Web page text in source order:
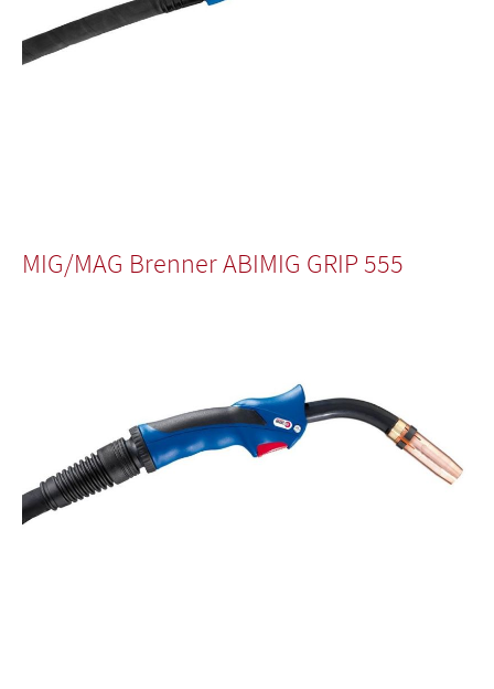
MIG/MAG Brenner ABIMIG GRIP 555